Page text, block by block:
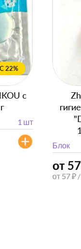
22%
с
1 шт
Блок
от 57
от 57 ₽